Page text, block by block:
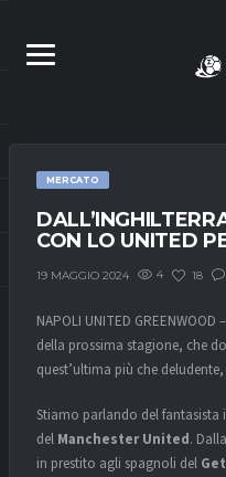
MERCATO
CON LO UNITED
19 MAGGIO 2024 4 18
NAPOLI UNITED
della prossima stagione, che
quest’ultima più che
Stiamo parlando del fantasista
del Manchester United.
in prestito agli spagnoli del